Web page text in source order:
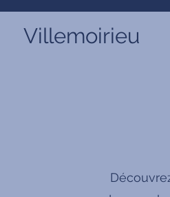
Villemoirieu